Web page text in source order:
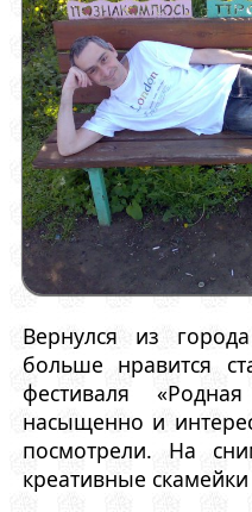
Вернулся из
больше нравится
фестиваля
насыщенно и
посмотрели. На
креативные